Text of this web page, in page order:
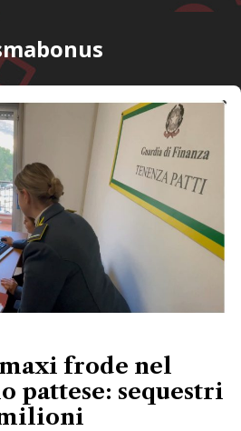
frode nel
pattese: sequestri